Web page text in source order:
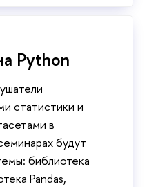
Python
статистики и
в
будут
библиотека
Pandas,